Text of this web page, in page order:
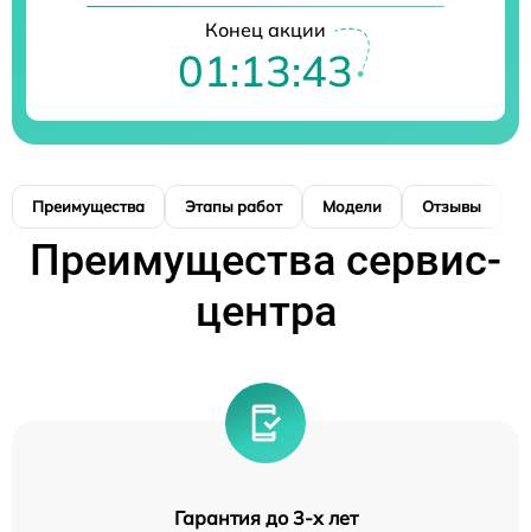
Конец акции
01:13:42
Преимущества Этапы работ Модели Отзывы
Преимущества сервис-
центра
Гарантия до 3-х лет